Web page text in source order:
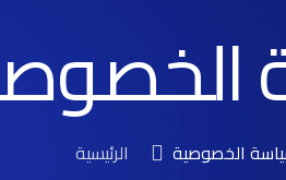
الرئيسية الخصوصية